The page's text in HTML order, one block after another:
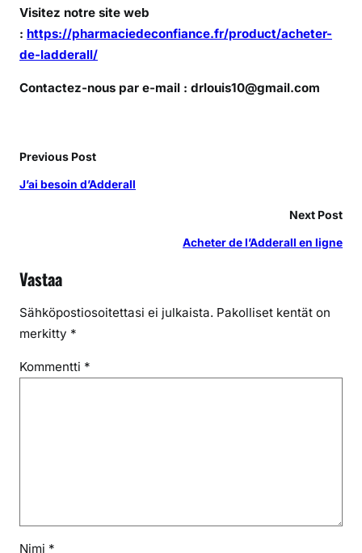
Visitez notre site web
: https://pharmaciedeconfiance.fr/product/acheter-
de-ladderall/
Contactez-nous par e-mail : drlouis10@gmail.com
Previous Post
J’ai besoin d’Adderall
Next Post
Acheter de l’Adderall en ligne
Vastaa
Sähköpostiosoitettasi ei julkaista. Pakolliset kentät on
merkitty *
Kommentti *
Nimi *